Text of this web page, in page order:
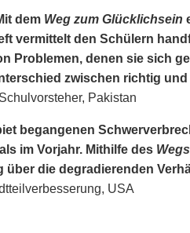
dem Weg zum Glücklichsein
vermittelt den Schülern
Problemen, denen sie sich
zwischen richtig
Pakistan
begangenen
im Vorjahr. Mithilfe des
die degradierenden
USA